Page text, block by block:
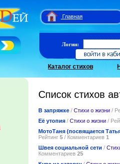
Главная
Логин:
Каталог стихов
Список стихов
В запряжке / Стихи о жизни /
Её утопия / Стихи о жизни /
МотоТаня (посвящается
Рейтинг 5 / Комментариев 1
Швея социальной сети /
Комментариев 25